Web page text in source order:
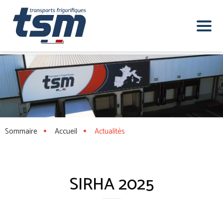
Sommaire Accueil Actualités
SIRHA 2025